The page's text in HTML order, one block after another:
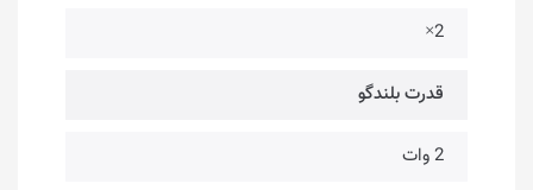
2×
قدرت بلندگو
2 وات